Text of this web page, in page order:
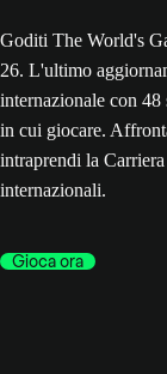
Goditi The World's
26. L'ultimo
internazionale con
in cui giocare.
intraprendi la
internazionali.
Gioca ora